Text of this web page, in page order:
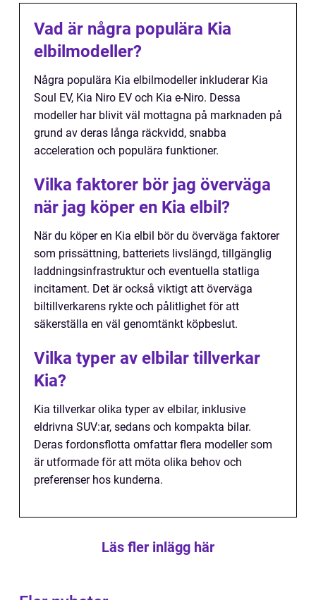
Vad är några populära Kia
elbilmodeller?
Några populära Kia elbilmodeller inkluderar Kia
Soul EV, Kia Niro EV och Kia e-Niro. Dessa
modeller har blivit väl mottagna på marknaden på
grund av deras långa räckvidd, snabba
acceleration och populära funktioner.
Vilka faktorer bör jag överväga
när jag köper en Kia elbil?
När du köper en Kia elbil bör du överväga faktorer
som prissättning, batteriets livslängd, tillgänglig
laddningsinfrastruktur och eventuella statliga
incitament. Det är också viktigt att överväga
biltillverkarens rykte och pålitlighet för att
säkerställa en väl genomtänkt köpbeslut.
Vilka typer av elbilar tillverkar
Kia?
Kia tillverkar olika typer av elbilar, inklusive
eldrivna SUV:ar, sedans och kompakta bilar.
Deras fordonsflotta omfattar flera modeller som
är utformade för att möta olika behov och
preferenser hos kunderna.
Läs fler inlägg här